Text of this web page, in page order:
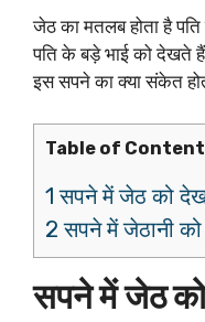
जेठ का मतलब होता है
पति के बड़े भाई को देखते
इस सपने का क्या संकेत
Table of
1 सपने में जेठ को
2 सपने में जेठानी
सपने में जेठ